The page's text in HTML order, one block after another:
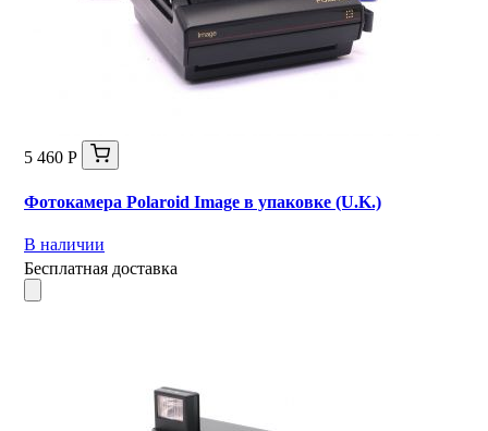
5 460 Р
Фотокамера Polaroid Image в упаковке (U.K.)
В наличии
Бесплатная доставка